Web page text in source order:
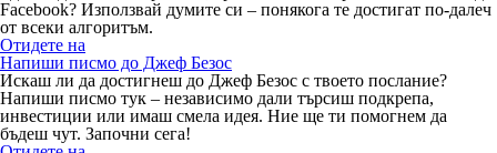
Facebook? Използвай думите си – понякога те достигат по-далеч
от всеки алгоритъм.
Отидете на
Напиши писмо до Джеф Безос
Искаш ли да достигнеш до Джеф Безос с твоето послание?
Напиши писмо тук – независимо дали търсиш подкрепа,
инвестиции или имаш смела идея. Ние ще ти помогнем да
бъдеш чут. Започни сега!